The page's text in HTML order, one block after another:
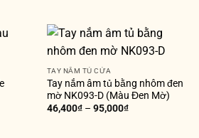
TAY NẮM TỦ CỬA
Tay nắm âm tủ bằng nhôm đen
mờ NK093-D (Màu Đen Mờ)
46,400₫– 95,000₫